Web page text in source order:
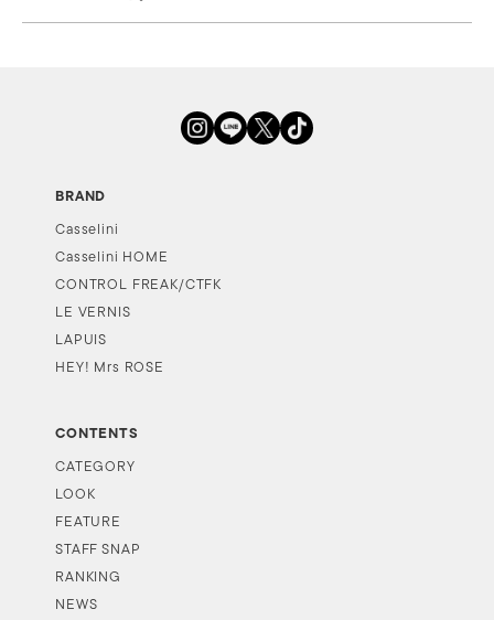
BRAND
Casselini
Casselini HOME
CONTROL FREAK/CTFK
LE VERNIS
LAPUIS
HEY! Mrs ROSE
CONTENTS
CATEGORY
LOOK
FEATURE
STAFF SNAP
RANKING
NEWS